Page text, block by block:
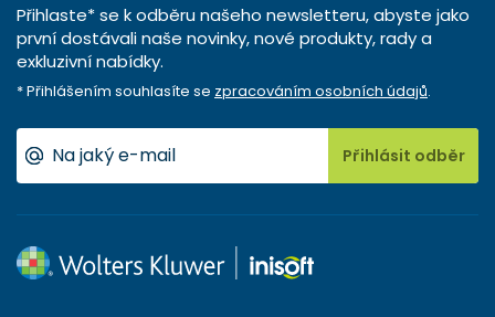
Přihlaste* se k odběru našeho newsletteru, abyste jako
první dostávali naše novinky, nové produkty, rady a
exkluzivní nabídky.
* Přihlášením souhlasíte se zpracováním osobních údajů.
Přihlásit odběr